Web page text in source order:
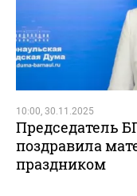
10:00, 30.11.2025
Председатель
поздравила
праздником